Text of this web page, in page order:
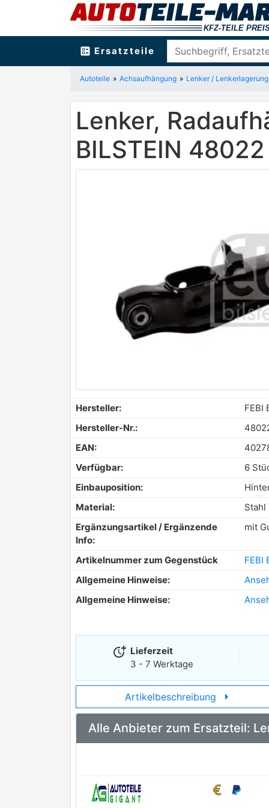
ballot Ersatzteile
Autoteile Achsaufhängung Lenker / Lenkerlagerung
Lenker,
BILSTEIN 48022
Hersteller:
FEBI
Hersteller-Nr.:
EAN:
Verfügbar:
6
Einbauposition:
Material:
Stahl
Ergänzungsartikel / Ergänzende
Info:
mit
Artikelnummer zum Gegenstück FEBI
Allgemeine Hinweise:
Allgemeine Hinweise:
more_time Lieferzeit
3 - 7 Werktage
Artikelbeschreibung arrow_right
Alle Anbieter zum Ersatzteil: